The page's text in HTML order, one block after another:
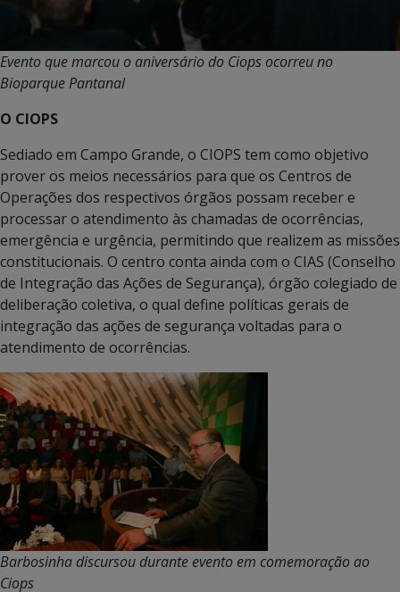
Evento que marcou o aniversário do Ciops ocorreu no
Bioparque Pantanal
O CIOPS
Sediado em Campo Grande, o CIOPS tem como objetivo
prover os meios necessários para que os Centros de
Operações dos respectivos órgãos possam receber e
processar o atendimento às chamadas de ocorrências,
emergência e urgência, permitindo que realizem as missões
constitucionais. O centro conta ainda com o CIAS (Conselho
de Integração das Ações de Segurança), órgão colegiado de
deliberação coletiva, o qual define políticas gerais de
integração das ações de segurança voltadas para o
atendimento de ocorrências.
Barbosinha discursou durante evento em comemoração ao
Ciops